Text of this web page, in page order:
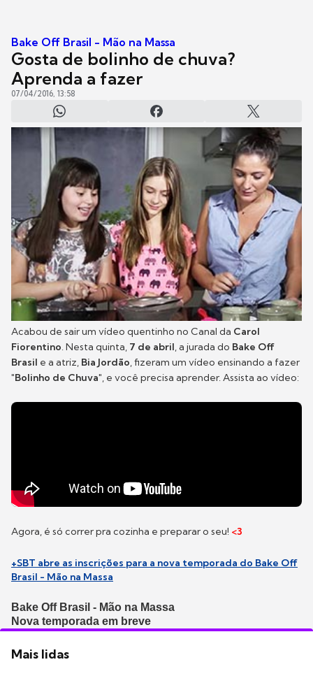
Bake Off Brasil - Mão na Massa
Gosta de bolinho de chuva?
Aprenda a fazer
07/04/2016, 13:58
Acabou de sair um vídeo quentinho no Canal da Carol
Fiorentino. Nesta quinta, 7 de abril, a jurada do Bake Off
Brasil e a atriz, Bia Jordão, fizeram um vídeo ensinando a fazer
"Bolinho de Chuva", e você precisa aprender. Assista ao vídeo:
Agora, é só correr pra cozinha e preparar o seu! <3
+SBT abre as inscrições para a nova temporada do Bake Off
Brasil - Mão na Massa
Bake Off Brasil - Mão na Massa
Nova temporada em breve
Mais lidas